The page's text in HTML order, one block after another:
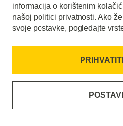
informacija o korištenim
našoj politici privatnosti. Ako
svoje postavke, pogledajte